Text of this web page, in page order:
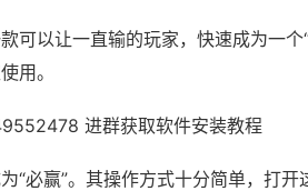
可以让一直输的玩家，快速成为一个
用。
进群获取软件安装教程
“必赢”。其操作方式十分简单，打